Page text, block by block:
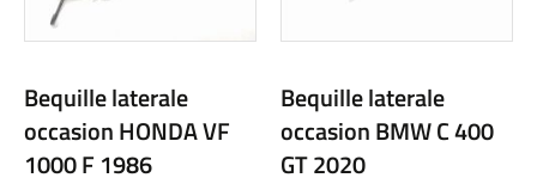
Bequille laterale
occasion HONDA VF
1000 F 1986
Bequille laterale
occasion BMW C 400
GT 2020